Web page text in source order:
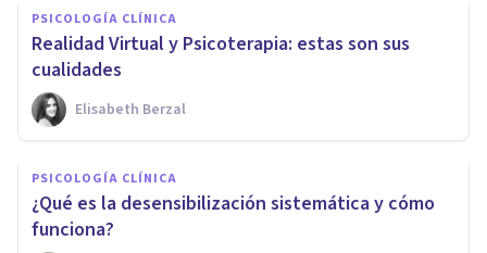
PSICOLOGÍA CLÍNICA
Realidad Virtual y Psicoterapia: estas son sus
cualidades
Elisabeth Berzal
PSICOLOGÍA CLÍNICA
¿Qué es la desensibilización sistemática y cómo
funciona?
PSICOLOGÍA CLÍNICA
Diferencias en la expresión de
trastornos mentales entre
Occidente y Japón